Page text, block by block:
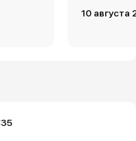
10 августа